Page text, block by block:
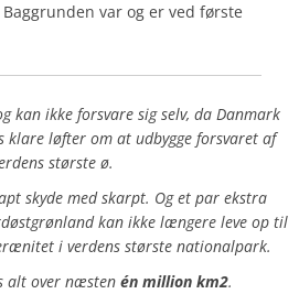
var og er ved første
kan ikke forsvare sig selv, da Danmark
løfter om at udbygge forsvaret af
største ø.
skyde med skarpt. Og et par ekstra
kan ikke længere leve op til
i verdens største nationalpark.
alt over næsten én million km2.